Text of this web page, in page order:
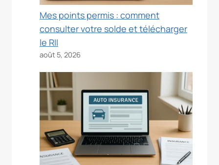
Mes points permis : comment
consulter votre solde et télécharger
le RII
août 5, 2026